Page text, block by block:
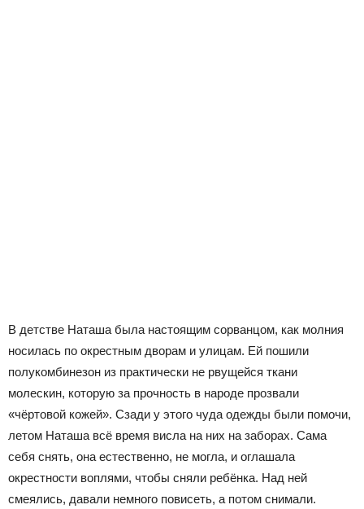
В детстве Наташа была настоящим сорванцом, как молния
носилась по окрестным дворам и улицам. Ей пошили
полукомбинезон из практически не рвущейся ткани
молескин, которую за прочность в народе прозвали
«чёртовой кожей». Сзади у этого чуда одежды были помочи,
летом Наташа всё время висла на них на заборах. Сама
себя снять, она естественно, не могла, и оглашала
окрестности воплями, чтобы сняли ребёнка. Над ней
смеялись, давали немного повисеть, а потом снимали.